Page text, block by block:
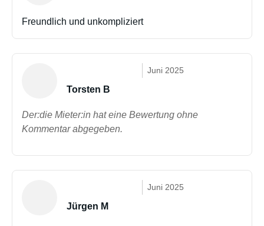
Freundlich und unkompliziert
Juni 2025
Torsten B
Der:die Mieter:in hat eine Bewertung ohne
Kommentar abgegeben.
Juni 2025
Jürgen M